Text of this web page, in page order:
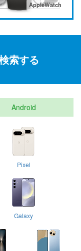
AppleWatch
索する
Android
Pixel
Galaxy